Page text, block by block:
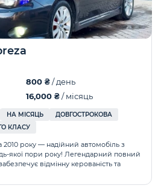
800 ₴/ день
16,000 ₴/ місяць
НА МІСЯЦЬ
ДОВГОСТРОКОВА
КЛАСУ
року — надійний автомобіль з
якої пори року! Легендарний повний
відмінну керованість та